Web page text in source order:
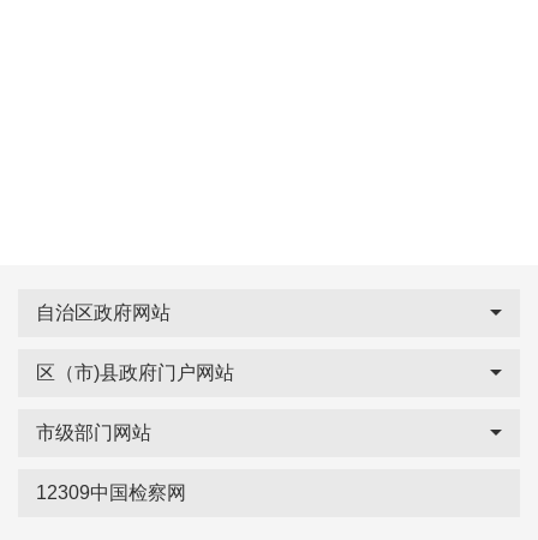
自治区政府网站
区（市)县政府门户网站
市级部门网站
12309中国检察网